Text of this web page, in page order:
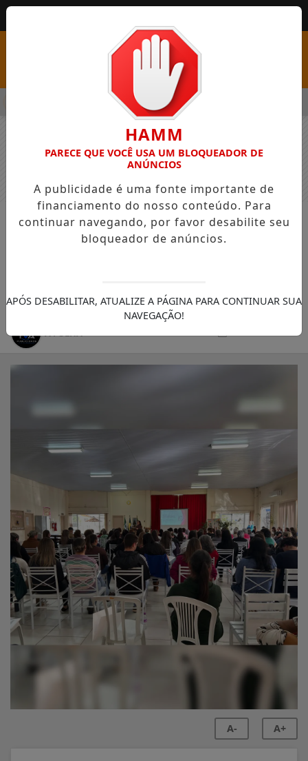
COM VAGAS EM SEIS FUNÇÕES E SALÁRIOS QUE CHEGAM A
NOTÍCIAS GERAL
Em Palmas, na Conferência foi
A FOLHA
A- A+
HAMM
PARECE QUE VOCÊ USA UM BLOQUEADOR DE
ANÚNCIOS
A publicidade é uma fonte importante de
financiamento do nosso conteúdo. Para
continuar navegando, por favor desabilite seu
bloqueador de anúncios.
APÓS DESABILITAR, ATUALIZE A PÁGINA PARA CONTINUAR SUA
NAVEGAÇÃO!